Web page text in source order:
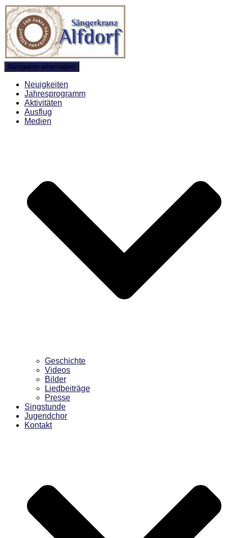
Navigation umschalten
Neuigkeiten
Jahresprogramm
Aktivitäten
Ausflug
Medien
Geschichte
Videos
Bilder
Liedbeiträge
Presse
Singstunde
Jugendchor
Kontakt